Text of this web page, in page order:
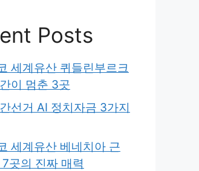
Posts
세계유산 퀴들린부르크
이 멈춘 3곳
선거 AI 정치자금 3가지
세계유산 베네치아 근
곳의 진짜 매력